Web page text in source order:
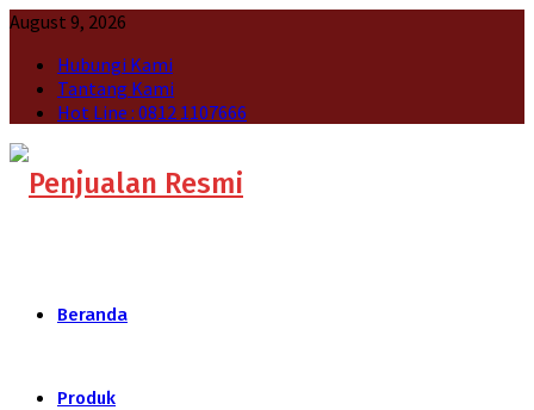
August 9, 2026
Hubungi Kami
Tantang Kami
Hot Line : 0812 1107666
Beranda
Produk